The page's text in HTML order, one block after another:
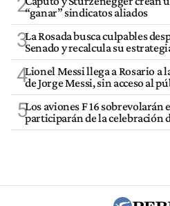
2“ganar” sindicatos aliados
3La Rosada busca culpables
Senado y recalcula su
4Lionel Messi llega a Rosario
de Jorge Messi, sin acceso al
5Los aviones F 16
participarán de la celebración